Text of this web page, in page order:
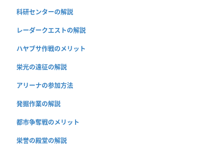
科研センターの解説
レーダークエストの解説
ハヤブサ作戦のメリット
栄光の遠征の解説
アリーナの参加方法
発掘作業の解説
都市争奪戦のメリット
栄誉の殿堂の解説